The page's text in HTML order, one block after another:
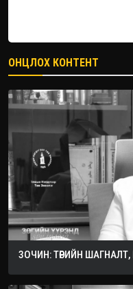
ОНЦЛОХ КОНТЕНТ
ЗОЧИН: ТӨРИЙН